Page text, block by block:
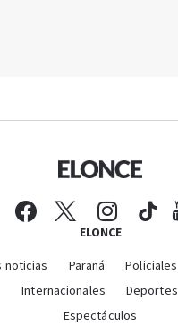
ELONCE
noticias Paraná Policiales
Internacionales Deportes
Espectáculos